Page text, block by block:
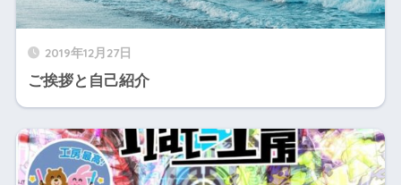
2019年12月27日
ご挨拶と自己紹介